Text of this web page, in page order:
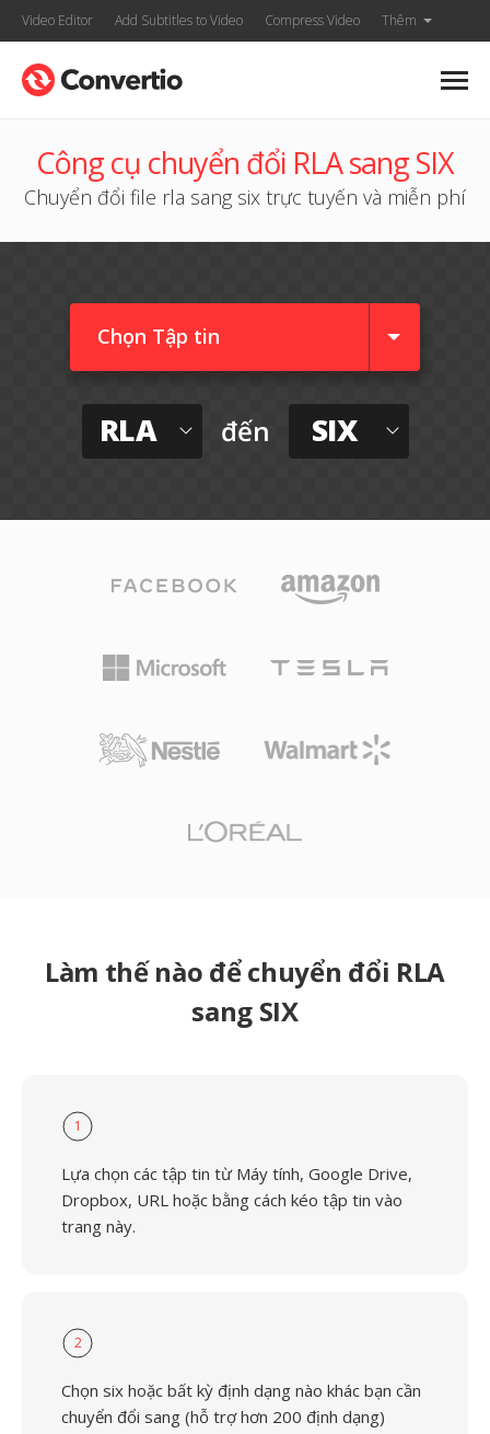
Video Editor Add Subtitles to Video Compress Video Thêm
Công cụ chuyển đổi RLA sang SIX
Chuyển đổi file rla sang six trực tuyến và miễn phí
Chọn Tập tin
RLA đến SIX
Làm thế nào để chuyển đổi RLA
sang SIX
1
Lựa chọn các tập tin từ Máy tính, Google Drive,
Dropbox, URL hoặc bằng cách kéo tập tin vào
trang này.
2
Chọn six hoặc bất kỳ định dạng nào khác bạn cần
chuyển đổi sang (hỗ trợ hơn 200 định dạng)